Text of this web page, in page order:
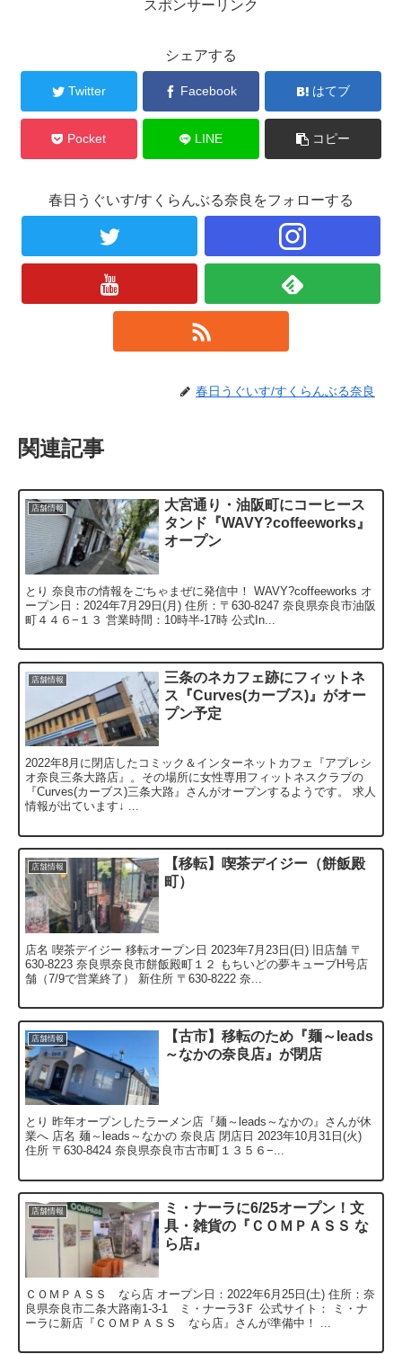
スポンサーリンク
シェアする
Twitter Facebook はてブ
Pocket LINE コピー
春日うぐいす/すくらんぶる奈良をフォローする
春日うぐいす/すくらんぶる奈良
関連記事
店舗情報
大宮通り・油阪町にコーヒース
タンド『WAVY?coffeeworks』
オープン
とり 奈良市の情報をごちゃまぜに発信中！ WAVY?coffeeworks オ
ープン日：2024年7月29日(月) 住所：〒630-8247 奈良県奈良市油阪
町４４６−１３ 営業時間：10時半-17時 公式In...
店舗情報
三条のネカフェ跡にフィットネ
ス『Curves(カーブス)』がオー
プン予定
2022年8月に閉店したコミック＆インターネットカフェ『アプレシ
オ奈良三条大路店』。その場所に女性専用フィットネスクラブの
『Curves(カーブス)三条大路』さんがオープンするようです。 求人
情報が出ています↓ ...
店舗情報
【移転】喫茶デイジー（餅飯殿
町）
店名 喫茶デイジー 移転オープン日 2023年7月23日(日) 旧店舗 〒
630-8223 奈良県奈良市餅飯殿町１２ もちいどの夢キューブH号店
舗（7/9で営業終了） 新住所 〒630-8222 奈...
店舗情報
【古市】移転のため『麺～leads
～なかの奈良店』が閉店
とり 昨年オープンしたラーメン店『麺～leads～なかの』さんが休
業へ 店名 麺～leads～なかの 奈良店 閉店日 2023年10月31日(火)
住所 〒630-8424 奈良県奈良市古市町１３５６−...
店舗情報
ミ・ナーラに6/25オープン！文
具・雑貨の『ＣＯＭＰＡＳＳ な
ら店』
ＣＯＭＰＡＳＳ なら店 オープン日：2022年6月25日(土) 住所：奈
良県奈良市二条大路南1-3-1 ミ・ナーラ3Ｆ 公式サイト： ミ・ナ
ーラに新店『ＣＯＭＰＡＳＳ なら店』さんが準備中！ ...